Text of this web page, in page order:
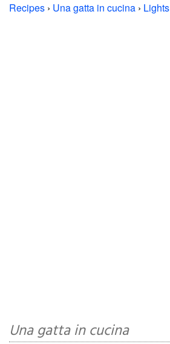
Recipes › Una gatta in cucina › Lights
Una gatta in cucina